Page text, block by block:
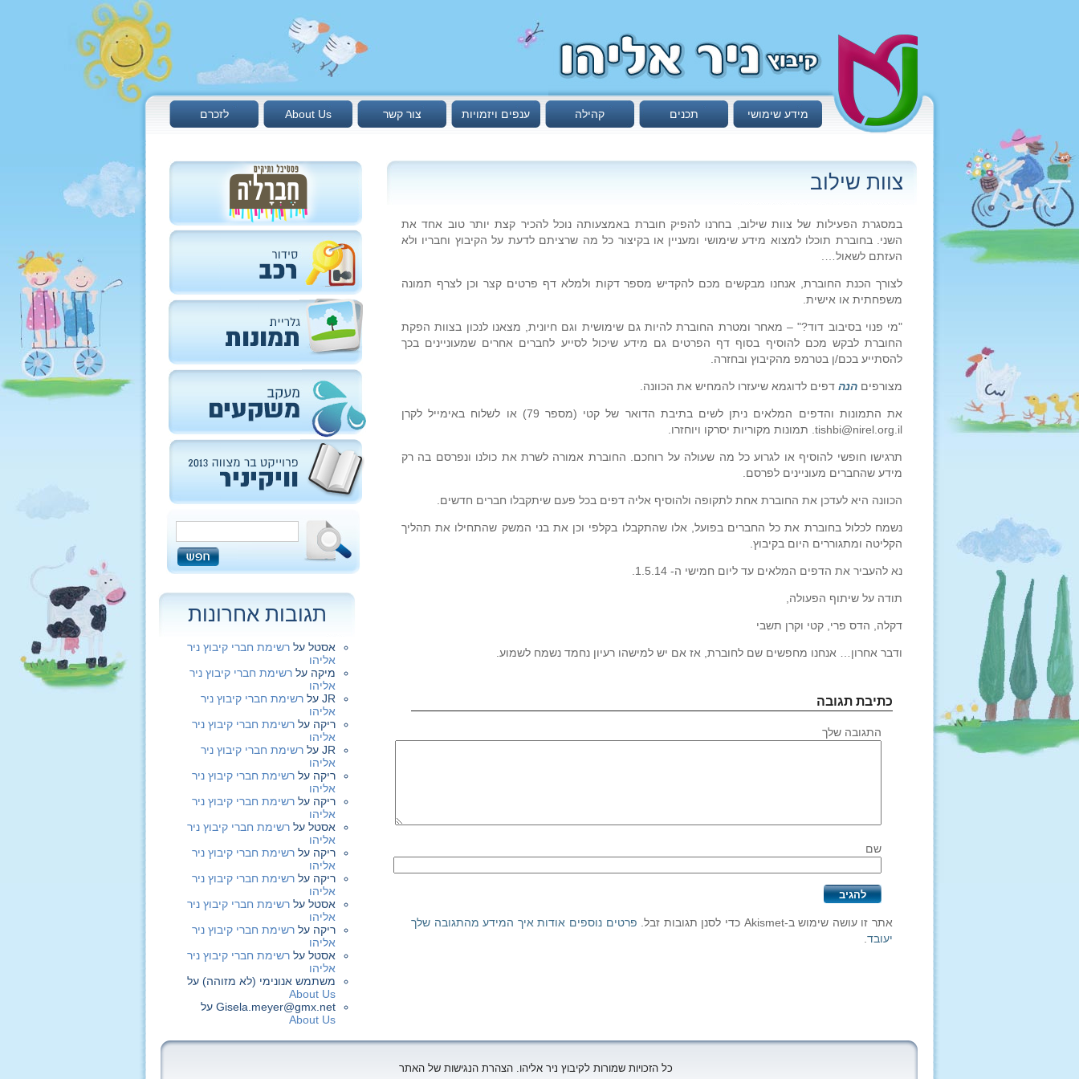
לזכרם About Us צור קשר ענפים ויזמויות קהילה תכנים מידע שימושי
צוות שילוב
במסגרת הפעילות של צוות שילוב, בחרנו להפיק חוברת באמצעותה נוכל להכיר קצת יותר טוב אחד את
השני. בחוברת תוכלו למצוא מידע שימושי ומעניין או בקיצור כל מה שרציתם לדעת על הקיבוץ וחבריו ולא
העזתם לשאול….
לצורך הכנת החוברת, אנחנו מבקשים מכם להקדיש מספר דקות ולמלא דף פרטים קצר וכן לצרף תמונה
משפחתית או אישית.
"מי פנוי בסיבוב דוד?" – מאחר ומטרת החוברת להיות גם שימושית וגם חיונית, מצאנו לנכון בצוות הפקת
החוברת לבקש מכם להוסיף בסוף דף הפרטים גם מידע שיכול לסייע לחברים אחרים שמעוניינים בכך
להסתייע בכם/ן בטרמפ מהקיבוץ ובחזרה.
מצורפים הנה דפים לדוגמא שיעזרו להמחיש את הכוונה.
את התמונות והדפים המלאים ניתן לשים בתיבת הדואר של קטי (מספר 79) או לשלוח באימייל לקרן
tishbi@nirel.org.il. תמונות מקוריות יסרקו ויוחזרו.
תרגישו חופשי להוסיף או לגרוע כל מה שעולה על רוחכם. החוברת אמורה לשרת את כולנו ונפרסם בה רק
מידע שהחברים מעוניינים לפרסם.
הכוונה היא לעדכן את החוברת אחת לתקופה ולהוסיף אליה דפים בכל פעם שיתקבלו חברים חדשים.
נשמח לכלול בחוברת את כל החברים בפועל, אלו שהתקבלו בקלפי וכן את בני המשק שהתחילו את תהליך
הקליטה ומתגוררים היום בקיבוץ.
נא להעביר את הדפים המלאים עד ליום חמישי ה- 1.5.14.
תודה על שיתוף הפעולה,
דקלה, הדס פרי, קטי וקרן תשבי
ודבר אחרון… אנחנו מחפשים שם לחוברת, אז אם יש למישהו רעיון נחמד נשמח לשמוע.
כתיבת תגובה
התגובה שלך
שם
אתר זו עושה שימוש ב-Akismet כדי לסנן תגובות זבל.
פרטים נוספים אודות איך המידע מהתגובה שלך
יעובד
תגובות אחרונות
אסטל על רשימת חברי קיבוץ ניר
אליהו
מיקה על רשימת חברי קיבוץ ניר
אליהו
JR על רשימת חברי קיבוץ ניר
אליהו
ריקה על רשימת חברי קיבוץ ניר
אליהו
JR על רשימת חברי קיבוץ ניר
אליהו
ריקה על רשימת חברי קיבוץ ניר
אליהו
ריקה על רשימת חברי קיבוץ ניר
אליהו
אסטל על רשימת חברי קיבוץ ניר
אליהו
ריקה על רשימת חברי קיבוץ ניר
אליהו
ריקה על רשימת חברי קיבוץ ניר
אליהו
אסטל על רשימת חברי קיבוץ ניר
אליהו
ריקה על רשימת חברי קיבוץ ניר
אליהו
אסטל על רשימת חברי קיבוץ ניר
אליהו
משתמש אנונימי (לא מזוהה) על
About Us
Gisela.meyer@gmx.net על
About Us
כל הזכויות שמורות לקיבוץ ניר אליהו. הצהרת הנגישות של האתר